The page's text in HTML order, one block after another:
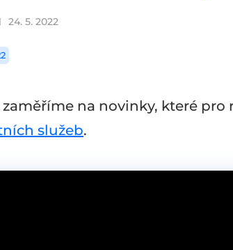
24. 5. 2022
na novinky, které pro
služeb.